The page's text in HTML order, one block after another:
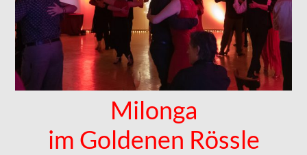
Milonga
im Goldenen Rössle